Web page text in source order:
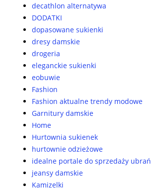
decathlon alternatywa
DODATKI
dopasowane sukienki
dresy damskie
drogeria
eleganckie sukienki
eobuwie
Fashion
Fashion aktualne trendy modowe
Garnitury damskie
Home
Hurtownia sukienek
hurtownie odzieżowe
idealne portale do sprzedaży ubrań
jeansy damskie
Kamizelki